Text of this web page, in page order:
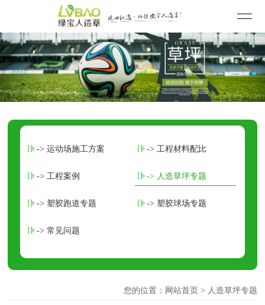
-> 运动场施工方案 -> 工程材料配比
-> 工程案例 -> 人造草坪专题
-> 塑胶跑道专题 -> 塑胶球场专题
-> 常见问题
您的位置： 网站首页> 人造草坪专题